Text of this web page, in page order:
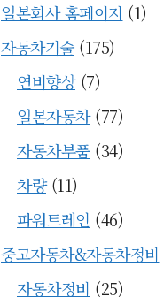
일본회사 홈페이지 (1)
자동차기술(175)
연비향상(7)
일본자동차(77)
자동차부품(34)
차량(11)
파워트레인 (46)
중고자동차&자동차정비
자동차정비 (25)